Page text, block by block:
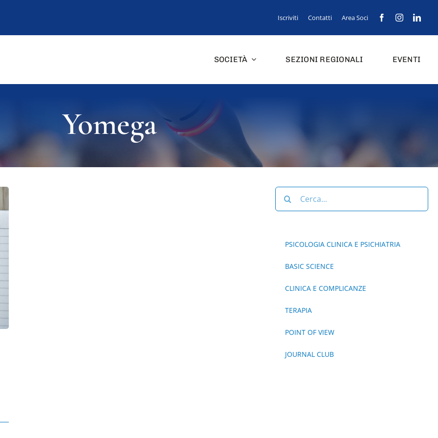
Iscriviti Contatti Area Soci
SOCIETÀ SEZIONI REGIONALI EVENTI
Yomega
Cerca
per:
PSICOLOGIA CLINICA E PSICHIATRIA
BASIC SCIENCE
CLINICA E COMPLICANZE
TERAPIA
POINT OF VIEW
JOURNAL CLUB